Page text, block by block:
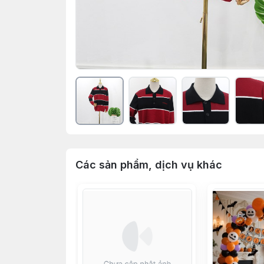
Các sản phẩm, dịch vụ khác